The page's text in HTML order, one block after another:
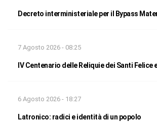
Decreto interministeriale per il Bypass
7 Agosto 2026 - 08:25
IV Centenario delle Reliquie dei Santi Felice
6 Agosto 2026 - 18:27
Latronico: radici e identità di un popolo